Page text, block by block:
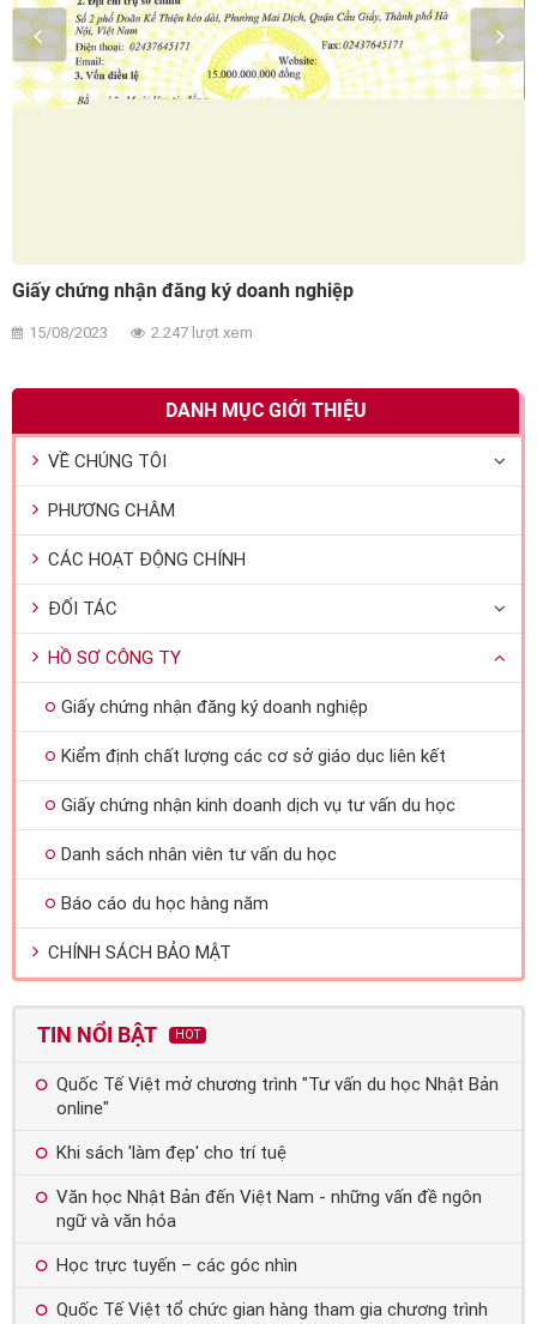
Giấy chứng nhận đăng ký doanh nghiệp
15/08/2023 2.247 lượt xem
DANH MỤC GIỚI THIỆU
VỀ CHÚNG TÔI
PHƯƠNG CHÂM
CÁC HOẠT ĐỘNG CHÍNH
ĐỐI TÁC
HỒ SƠ CÔNG TY
Giấy chứng nhận đăng ký doanh nghiệp
Kiểm định chất lượng các cơ sở giáo dục liên kết
Giấy chứng nhận kinh doanh dịch vụ tư vấn du học
Danh sách nhân viên tư vấn du học
Báo cáo du học hàng năm
CHÍNH SÁCH BẢO MẬT
TIN NỔI BẬT HOT
Quốc Tế Việt mở chương trình "Tư vấn du học Nhật Bản
online"
Khi sách 'làm đẹp' cho trí tuệ
Văn học Nhật Bản đến Việt Nam - những vấn đề ngôn
ngữ và văn hóa
Học trực tuyến – các góc nhìn
Quốc Tế Việt tổ chức gian hàng tham gia chương trình